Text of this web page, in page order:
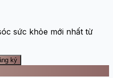
sức khỏe mới nhất từ
ký